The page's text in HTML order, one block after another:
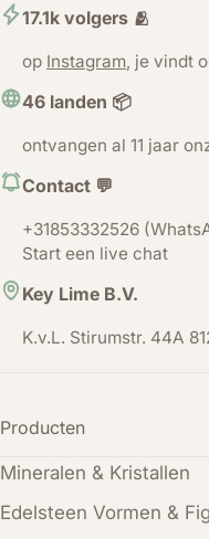
17.1k volgers 🫂
op Instagram, je vindt
46 landen 📦
ontvangen al 11 jaar
Contact 💬
+31853332526
Start een live chat
Key Lime B.V.
K.v.L. Stirumstr. 44A
Producten
Mineralen & Kristallen
Edelsteen Vormen &